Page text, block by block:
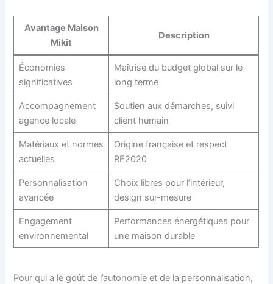
Avantage Maison
Mikit
Description
Économies
significatives
Maîtrise du budget global sur le
long terme
Accompagnement
agence locale
Soutien aux démarches, suivi
client humain
Matériaux et normes
actuelles
Origine française et respect
RE2020
Personnalisation
avancée
Choix libres pour l’intérieur,
design sur-mesure
Engagement
environnemental
Performances énergétiques pour
une maison durable
Pour qui a le goût de l’autonomie et de la personnalisation,